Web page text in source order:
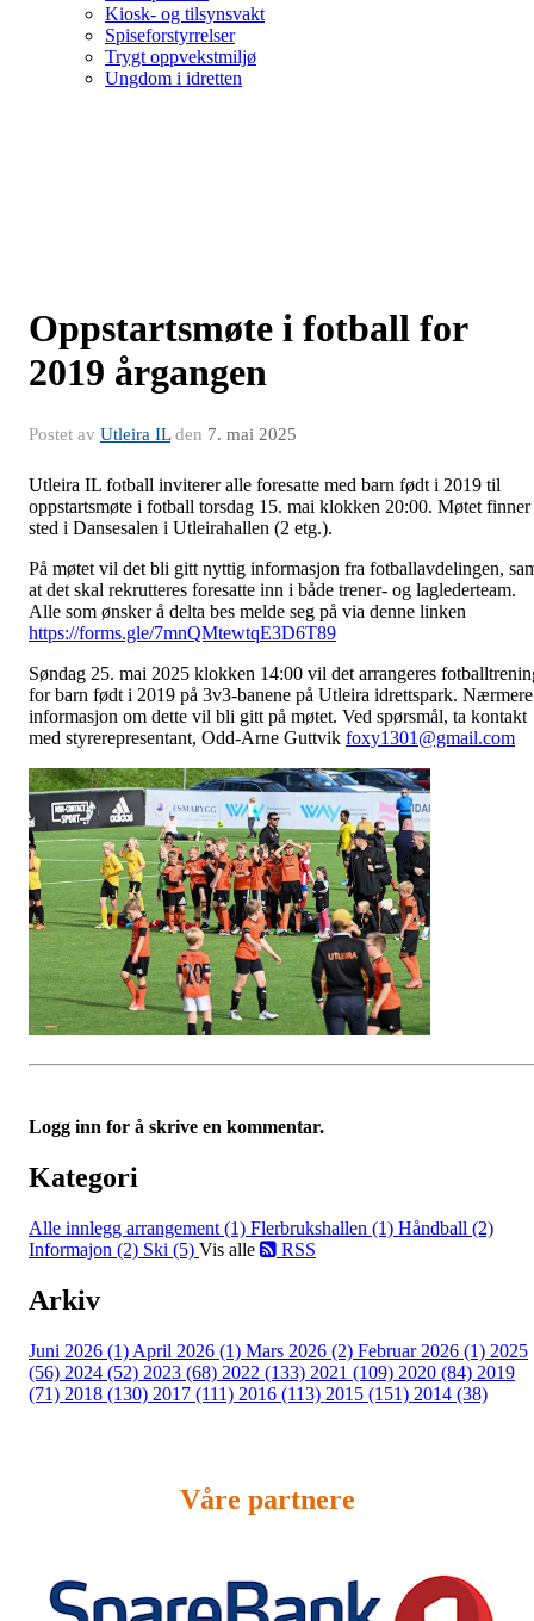
Kiosk- og tilsynsvakt
Spiseforstyrrelser
Trygt oppvekstmiljø
Ungdom i idretten
Oppstartsmøte i fotball for
2019 årgangen
Postet av Utleira ILden 7. mai 2025
Utleira IL fotball inviterer alle foresatte med barn født i 2019 til
oppstartsmøte i fotball torsdag 15. mai klokken 20:00. Møtet finner
sted i Dansesalen i Utleirahallen (2 etg.).
På møtet vil det bli gitt nyttig informasjon fra fotballavdelingen,
at det skal rekrutteres foresatte inn i både trener- og laglederteam.
Alle som ønsker å delta bes melde seg på via denne linken
https://forms.gle/7mnQMtewtqE3D6T89
Søndag 25. mai 2025 klokken 14:00 vil det arrangeres
for barn født i 2019 på 3v3-banene på Utleira idrettspark. Nærmere
informasjon om dette vil bli gitt på møtet. Ved spørsmål, ta kontakt
med styrerepresentant, Odd-Arne Guttvik foxy1301@gmail.com
Logg inn for å skrive en kommentar.
Kategori
Alle innlegg arrangement (1) Flerbrukshallen (1) Håndball (2)
Informajon (2) Ski (5) Vis alle RSS
Arkiv
Juni 2026 (1) April 2026 (1) Mars 2026 (2) Februar 2026 (1) 2025
(56) 2024 (52) 2023 (68) 2022 (133) 2021 (109) 2020 (84) 2019
(71) 2018 (130) 2017 (111) 2016 (113) 2015 (151) 2014 (38)
Våre partnere